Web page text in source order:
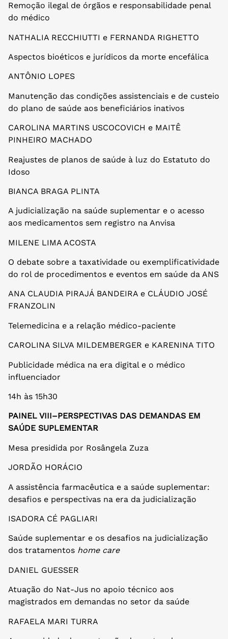
Remoção ilegal de órgãos e responsabilidade penal
do médico
NATHALIA RECCHIUTTI e FERNANDA RIGHETTO
Aspectos bioéticos e jurídicos da morte encefálica
ANTÔNIO LOPES
Manutenção das condições assistenciais e de custeio
do plano de saúde aos beneficiários inativos
CAROLINA MARTINS USCOCOVICH e MAITÊ
PINHEIRO MACHADO
Reajustes de planos de saúde à luz do Estatuto do
Idoso
BIANCA BRAGA PLINTA
A judicialização na saúde suplementar e o acesso
aos medicamentos sem registro na Anvisa
MILENE LIMA ACOSTA
O debate sobre a taxatividade ou exemplificatividade
do rol de procedimentos e eventos em saúde da ANS
ANA CLAUDIA PIRAJÁ BANDEIRA e CLÁUDIO JOSÉ
FRANZOLIN
Telemedicina e a relação médico-paciente
CAROLINA SILVA MILDEMBERGER e KARENINA TITO
Publicidade médica na era digital e o médico
influenciador
14h às 15h30
PAINEL VIII–PERSPECTIVAS DAS DEMANDAS EM
SAÚDE SUPLEMENTAR
Mesa presidida por Rosângela Zuza
JORDÃO HORÁCIO
A assistência farmacêutica e a saúde suplementar:
desafios e perspectivas na era da judicialização
ISADORA CÉ PAGLIARI
Saúde suplementar e os desafios na judicialização
dos tratamentos home care
DANIEL GUESSER
Atuação do Nat-Jus no apoio técnico aos
magistrados em demandas no setor da saúde
RAFAELA MARI TURRA